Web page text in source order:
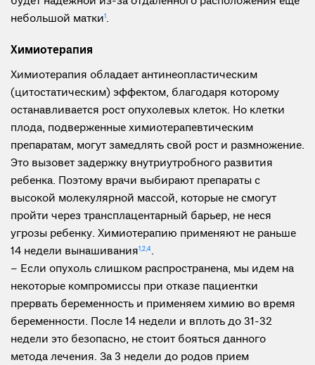
небольшой матки1.
Химиотерапия
Химиотерапия обладает антинеопластическим
(цитостатическим) эффектом, благодаря которому
останавливается рост опухолевых клеток. Но клетки
плода, подверженные химиотерапевтическим
препаратам, могут замедлять свой рост и размножение.
Это вызовет задержку внутриутробного развития
ребенка. Поэтому врачи выбирают препараты с
высокой молекулярной массой, которые не смогут
пройти через трансплацентарный барьер, не неся
угрозы ребенку. Химиотерапию применяют не раньше
14 недели вынашивания1,2,4.
– Если опухоль слишком распространена, мы идем на
некоторые компромиссы при отказе пациентки
прервать беременность и применяем химию во время
беременности. После 14 недели и вплоть до 31-32
недели это безопасно, не стоит бояться данного
метода лечения. За 3 недели до родов прием